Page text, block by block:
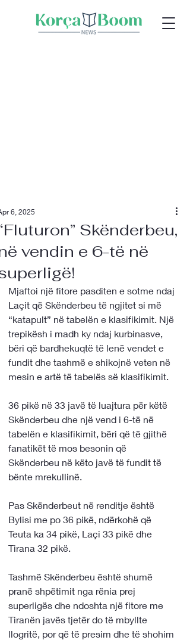
Skënderbeu,
vendin e 6-të në
6, 2025
Mjaftoi një fitore pasditen e sotme ndaj
Laçit që Skënderbeu të ngjitet si më
“katapult” në tabelën e klasifikimit. Një
trepikësh i madh ky ndaj kurbinasve,
bëri që bardhekuqtë të lenë vendet e
fundit dhe tashmë e shikojnë veten në
mesin e artë të tabelës së klasifikimit.
36 pikë në 33 javë të luajtura për këtë
Skënderbeu dhe një vend i 6-të në
tabelën e klasifikimit, bëri që të gjithë
fanatikët të mos besonin që
Skënderbeu në këto javë të fundit të
bënte mrekullinë.
Pas Skënderbeut në renditje është
Bylisi me po 36 pikë, ndërkohë që
Teuta ka 34 pikë, Laçi 33 pikë dhe
Tirana 32 pikë.
Tashmë Skënderbeu është shumë
pranë shpëtimit nga rënia prej
superligës dhe ndoshta një fitore me
Tiranën javës tjetër do të mbyllte
llogritë, por që të presim dhe të shohim